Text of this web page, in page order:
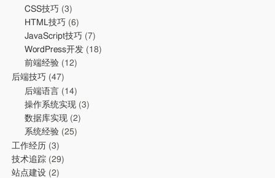
CSS技巧 (3)
HTML技巧 (6)
JavaScript技巧 (7)
WordPress开发 (18)
前端经验 (12)
后端技巧 (47)
后端语言 (14)
操作系统实现 (3)
数据库实现 (2)
系统经验 (25)
工作经历 (3)
技术追踪 (29)
站点建设 (2)